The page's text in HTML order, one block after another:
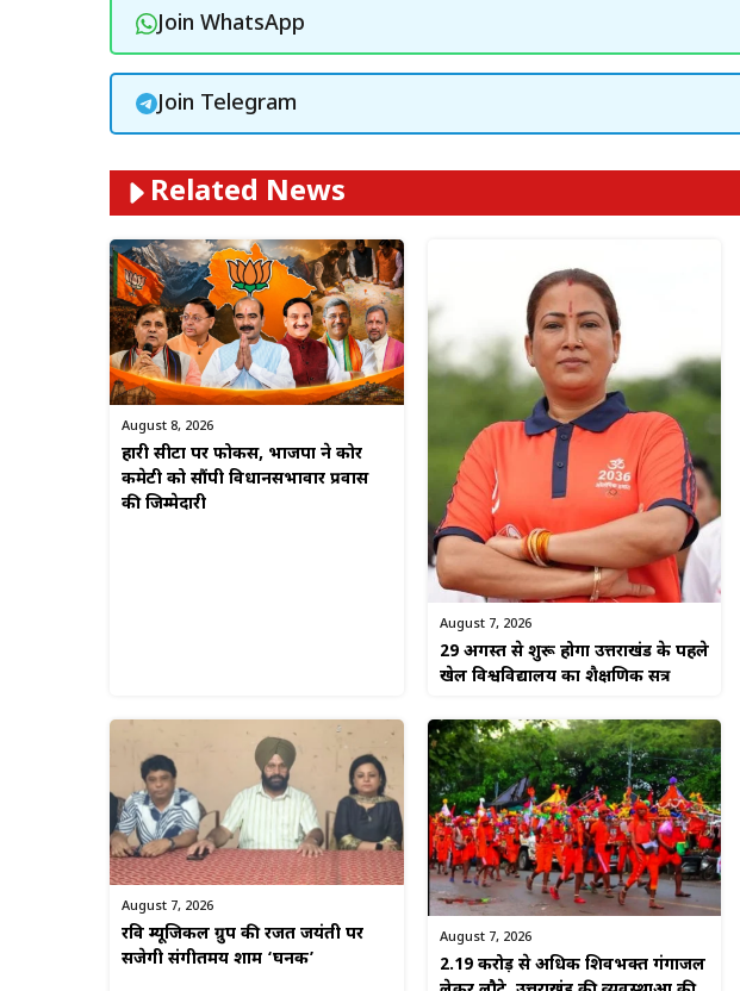
Join WhatsApp
Join Telegram
Related News
August 8, 2026
हारी सीटों पर फोकस, भाजपा ने कोर
कमेटी को सौंपी विधानसभावार प्रवास
की जिम्मेदारी
August 7, 2026
29 अगस्त से शुरू होगा उत्तराखंड के पहले
खेल विश्वविद्यालय का शैक्षणिक सत्र
August 7, 2026
रवि म्यूजिकल ग्रुप की रजत जयंती पर
सजेगी संगीतमय शाम ‘घनक’
August 7, 2026
2.19 करोड़ से अधिक शिवभक्त गंगाजल